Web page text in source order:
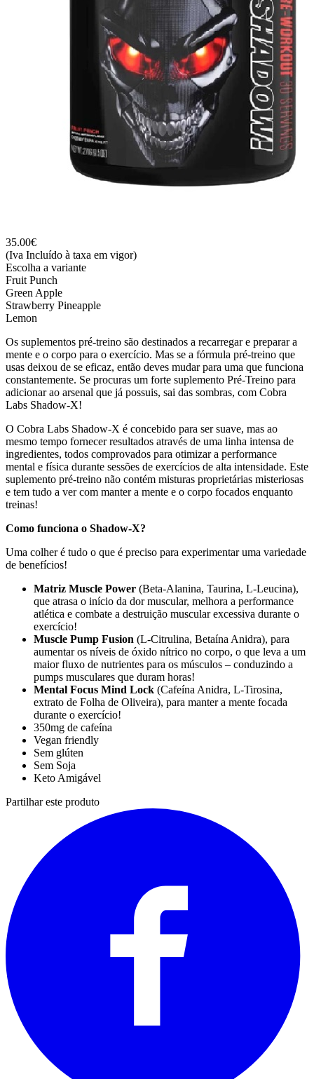
35.00€
(Iva Incluído à taxa em vigor)
Escolha a variante
Fruit Punch
Green Apple
Strawberry Pineapple
Lemon
Os suplementos pré-treino são destinados a recarregar e preparar a
mente e o corpo para o exercício. Mas se a fórmula pré-treino que
usas deixou de se eficaz, então deves mudar para uma que funciona
constantemente. Se procuras um forte suplemento Pré-Treino para
adicionar ao arsenal que já possuis, sai das sombras, com Cobra
Labs Shadow-X!
O Cobra Labs Shadow-X é concebido para ser suave, mas ao
mesmo tempo fornecer resultados através de uma linha intensa de
ingredientes, todos comprovados para otimizar a performance
mental e física durante sessões de exercícios de alta intensidade. Este
suplemento pré-treino não contém misturas proprietárias misteriosas
e tem tudo a ver com manter a mente e o corpo focados enquanto
treinas!
Como funciona o Shadow-X?
Uma colher é tudo o que é preciso para experimentar uma variedade
de benefícios!
Matriz Muscle Power (Beta-Alanina, Taurina, L-Leucina),
que atrasa o início da dor muscular, melhora a performance
atlética e combate a destruição muscular excessiva durante o
exercício!
Muscle Pump Fusion (L-Citrulina, Betaína Anidra), para
aumentar os níveis de óxido nítrico no corpo, o que leva a um
maior fluxo de nutrientes para os músculos – conduzindo a
pumps musculares que duram horas!
Mental Focus Mind Lock (Cafeína Anidra, L-Tirosina,
extrato de Folha de Oliveira), para manter a mente focada
durante o exercício!
350mg de cafeína
Vegan friendly
Sem glúten
Sem Soja
Keto Amigável
Partilhar este produto